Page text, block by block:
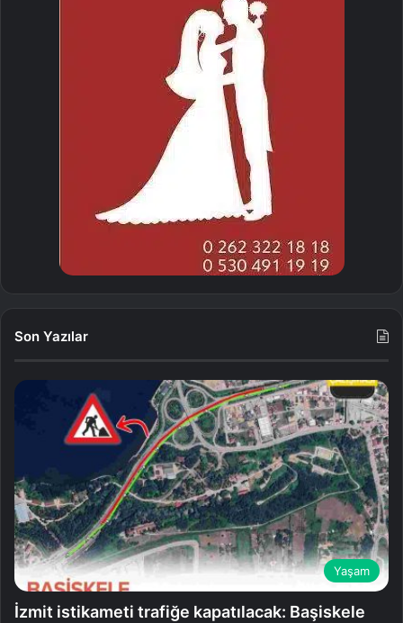
Son Yazılar
Yaşam
İzmit istikameti trafiğe kapatılacak: Başiskele